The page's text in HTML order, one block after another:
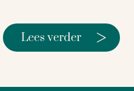
Lees verder >